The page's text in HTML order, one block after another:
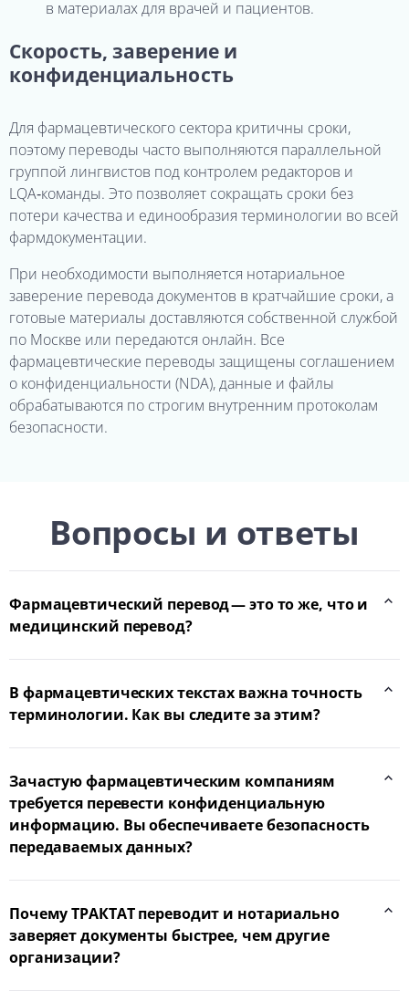
в материалах для врачей и пациентов.
Скорость, заверение и
конфиденциальность
Для фармацевтического сектора критичны сроки,
поэтому переводы часто выполняются параллельной
группой лингвистов под контролем редакторов и
LQA‑команды. Это позволяет сокращать сроки без
потери качества и единообразия терминологии во всей
фармдокументации.
При необходимости выполняется нотариальное
заверение перевода документов в кратчайшие сроки, а
готовые материалы доставляются собственной службой
по Москве или передаются онлайн. Все
фармацевтические переводы защищены соглашением
о конфиденциальности (NDA), данные и файлы
обрабатываются по строгим внутренним протоколам
безопасности.
Вопросы и ответы
Фармацевтический перевод — это то же, что и
медицинский перевод?
В фармацевтических текстах важна точность
терминологии. Как вы следите за этим?
Зачастую фармацевтическим компаниям
требуется перевести конфиденциальную
информацию. Вы обеспечиваете безопасность
передаваемых данных?
Почему ТРАКТАТ переводит и нотариально
заверяет документы быстрее, чем другие
организации?